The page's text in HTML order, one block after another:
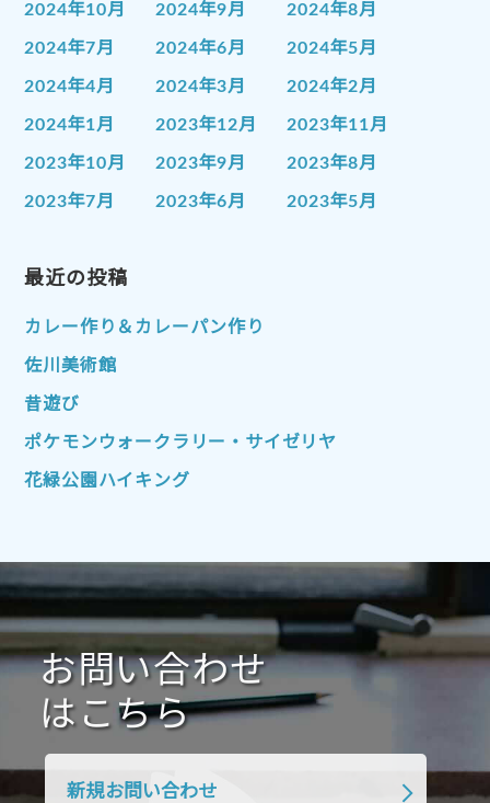
2024年10月 2024年9月 2024年8月
2024年7月 2024年6月 2024年5月
2024年4月 2024年3月 2024年2月
2024年1月 2023年12月 2023年11月
2023年10月 2023年9月 2023年8月
2023年7月 2023年6月 2023年5月
2023年1月
2022年10月 2022年9月
2022年7月
2022年4月
2022年1月 2021年12月 2021年11月
2021年10月 2021年9月
2021年1月 2020年12月 2020年11月
2020年10月 2020年9月 2020年8月
2020年7月 2020年6月 2020年5月
2020年4月 2020年3月 2020年2月
2019年10月 2019年9月
最近の投稿
カレー作り＆カレーパン作り
佐川美術館
昔遊び
ポケモンウォークラリー・サイゼリヤ
花緑公園ハイキング
お問い合わせ
はこちら
新規お問い合わせ